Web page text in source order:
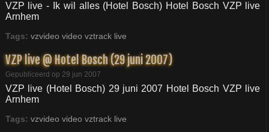
VZP live - Ik wil alles (Hotel Bosch) Hotel Bosch VZP live
Arnhem
Tags: vzvideo video vztrack live
VZP live @ Hotel Bosch (29 juni 2007)
Gepubliceerd op 29 jun 2007
VZP live (Hotel Bosch) 29 juni 2007 Hotel Bosch VZP live
Arnhem
Tags: vzvideo video vztrack live